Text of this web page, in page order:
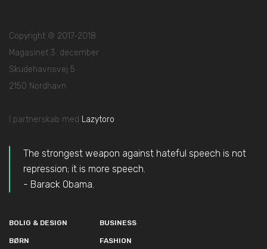
Copyright © 2017-2018
Magasinet 3. december
Skudehavnsvej 5
2150 Nordhavn
I partnerskab med Lazytoro
The strongest weapon against hateful speech is not
repression; it is more speech.
- Barack Obama.
BOLIG & DESIGN BUSINESS
BØRN FASHION